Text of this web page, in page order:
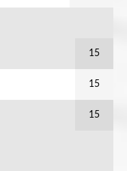
15
15
15